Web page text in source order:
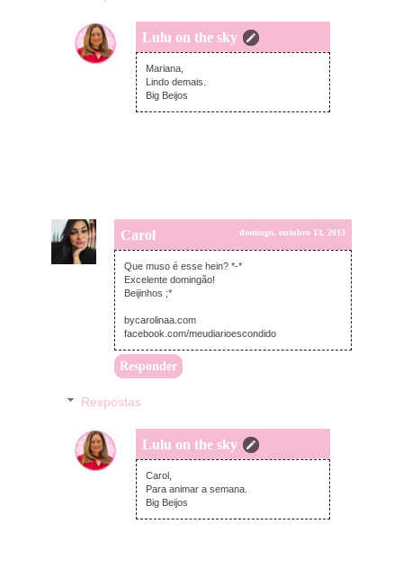
Lulu on the sky
segunda-feira, outubro 14, 2013
Mariana,
Lindo demais.
Big Beijos
Carol domingo, outubro 13, 2013
Que muso é esse hein? *-*
Excelente domingão!
Beijinhos ;*
bycarolinaa.com
facebook.com/meudiarioescondido
Responder
Respostas
Lulu on the sky
segunda-feira, outubro 14, 2013
Carol,
Para animar a semana.
Big Beijos